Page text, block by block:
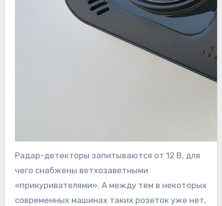
Радар-детекторы запитываются от 12 В, для
чего снабжены ветхозаветными
«прикуривателями». А между тем в некоторых
современных машинах таких розеток уже нет,